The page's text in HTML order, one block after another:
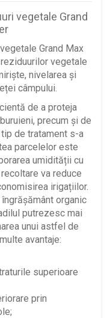
vegetale Grand
Grand Max
vegetale
nivelarea și
câmpului.
de a proteja
precum și de
de tratament s-a
parcelelor este
umidității cu
va reduce
irigațiilor.
organic
putrezesc mai
unui astfel de
avantaje:
superioare
prin